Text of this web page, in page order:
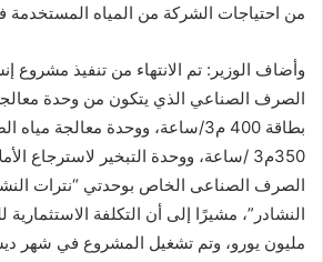
من احتياجات الشركة من المياه المستخدمة في
وأضاف الوزير: تم الانتهاء من تنفيذ مشروع
الصرف الصناعي الذي يتكون من وحدة
بطاقة 400 م3/ساعة، ووحدة معالجة
350م3 /ساعة، ووحدة التبخير لاسترجاع
الصرف الصناعى الخاص بوحدتي “نترات
مليون يورو، وتم تشغيل المشروع في شهر ديسمبر